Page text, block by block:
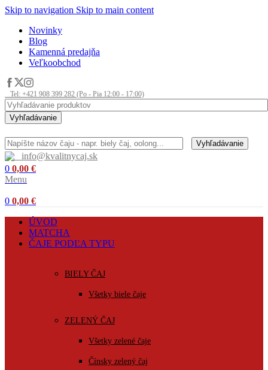
Skip to navigation Skip to main content
Novinky
Blog
Kamenná predajňa
Veľkoobchod
Tel: +421 908 399 282 (Po - Pia 12:00 - 17:00)
Vyhľadávanie
Vyhľadávanie
info@kvalitnycaj.sk
0 0,00 €
Menu
0 0,00 €
ÚVOD
MATCHA
ČAJE PODĽA TYPU
BIELY ČAJ
Všetky biele čaje
ZELENÝ ČAJ
Všetky zelené čaje
Čínsky zelený čaj